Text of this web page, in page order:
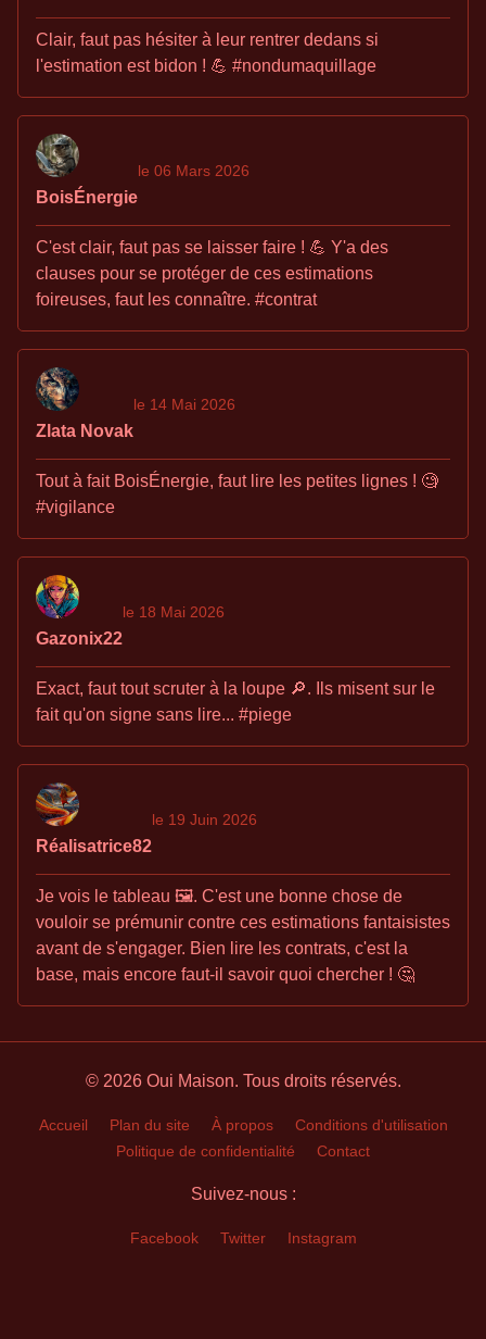
Clair, faut pas hésiter à leur rentrer dedans si
l'estimation est bidon ! 💪 #nondumaquillage
BoisÉnergie
le 06 Mars 2026
C'est clair, faut pas se laisser faire ! 💪 Y'a des
clauses pour se protéger de ces estimations
foireuses, faut les connaître. #contrat
Zlata Novak
le 14 Mai 2026
Tout à fait BoisÉnergie, faut lire les petites lignes ! 🧐
#vigilance
Gazonix22
le 18 Mai 2026
Exact, faut tout scruter à la loupe 🔎. Ils misent sur le
fait qu'on signe sans lire... #piege
Réalisatrice82
le 19 Juin 2026
Je vois le tableau 🖼️. C'est une bonne chose de
vouloir se prémunir contre ces estimations fantaisistes
avant de s'engager. Bien lire les contrats, c'est la
base, mais encore faut-il savoir quoi chercher ! 🤔
© 2026 Oui Maison. Tous droits réservés.
Accueil Plan du site À propos
Conditions d'utilisation
Politique de confidentialité
Contact
Suivez-nous :
Facebook Twitter Instagram